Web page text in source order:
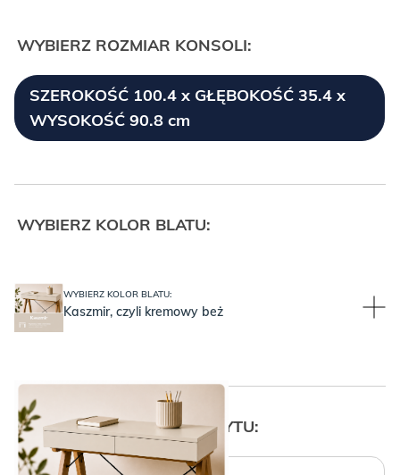
WYBIERZ ROZMIAR KONSOLI:
SZEROKOŚĆ 100.4 x GŁĘBOKOŚĆ 35.4 x
WYSOKOŚĆ 90.8 cm
WYBIERZ KOLOR BLATU:
WYBIERZ KOLOR BLATU:
Kaszmir, czyli kremowy beż
WYBIERZ KSZTAŁT UCHWYTU: